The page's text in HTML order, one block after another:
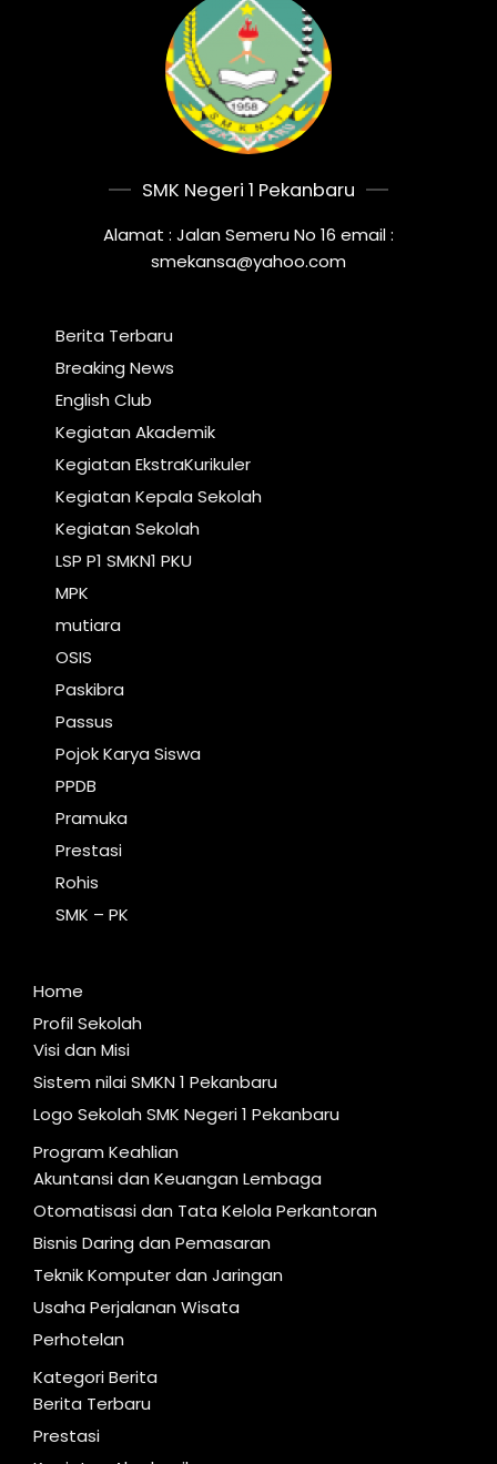
SMK Negeri 1 Pekanbaru
Alamat : Jalan Semeru No 16 email :
smekansa@yahoo.com
Berita Terbaru
Breaking News
English Club
Kegiatan Akademik
Kegiatan EkstraKurikuler
Kegiatan Kepala Sekolah
Kegiatan Sekolah
LSP P1 SMKN1 PKU
MPK
mutiara
OSIS
Paskibra
Passus
Pojok Karya Siswa
PPDB
Pramuka
Prestasi
Rohis
SMK – PK
Home
Profil Sekolah
Visi dan Misi
Sistem nilai SMKN 1 Pekanbaru
Logo Sekolah SMK Negeri 1 Pekanbaru
Program Keahlian
Akuntansi dan Keuangan Lembaga
Otomatisasi dan Tata Kelola Perkantoran
Bisnis Daring dan Pemasaran
Teknik Komputer dan Jaringan
Usaha Perjalanan Wisata
Perhotelan
Kategori Berita
Berita Terbaru
Prestasi